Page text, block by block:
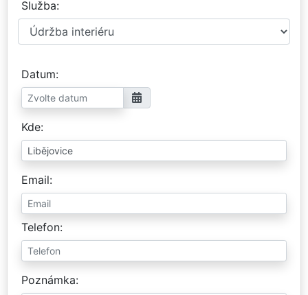
Služba
Datum
Kde
Email
Telefon
Poznámka